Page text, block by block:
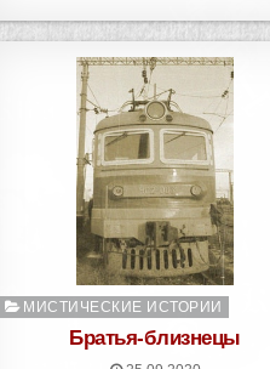
Опубликовано
МИСТИЧЕСКИЕ ИСТОРИИ
Братья-близнецы